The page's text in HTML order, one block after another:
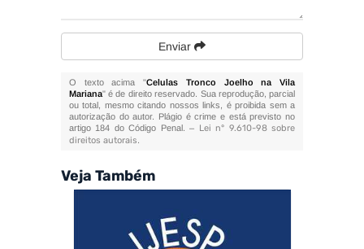
Enviar
O texto acima "Celulas Tronco Joelho na Vila
Mariana" é de direito reservado. Sua reprodução, parcial
ou total, mesmo citando nossos links, é proibida sem a
autorização do autor. Plágio é crime e está previsto no
artigo 184 do Código Penal. – Lei n° 9.610-98 sobre
direitos autorais.
Veja Também